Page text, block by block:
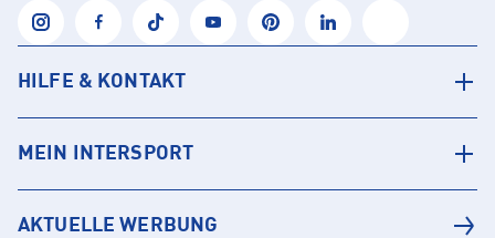
HILFE & KONTAKT
MEIN INTERSPORT
AKTUELLE WERBUNG